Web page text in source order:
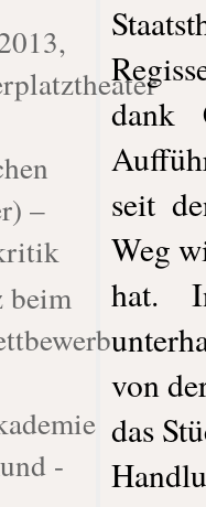
–
beim
-
dank
seit
Weg
hat.
von
das